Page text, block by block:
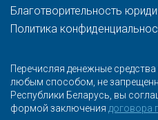
Благотворительность
Политика
Перечисляя денежные
любым способом, не
Республики Беларусь, вы
формой заключения договора